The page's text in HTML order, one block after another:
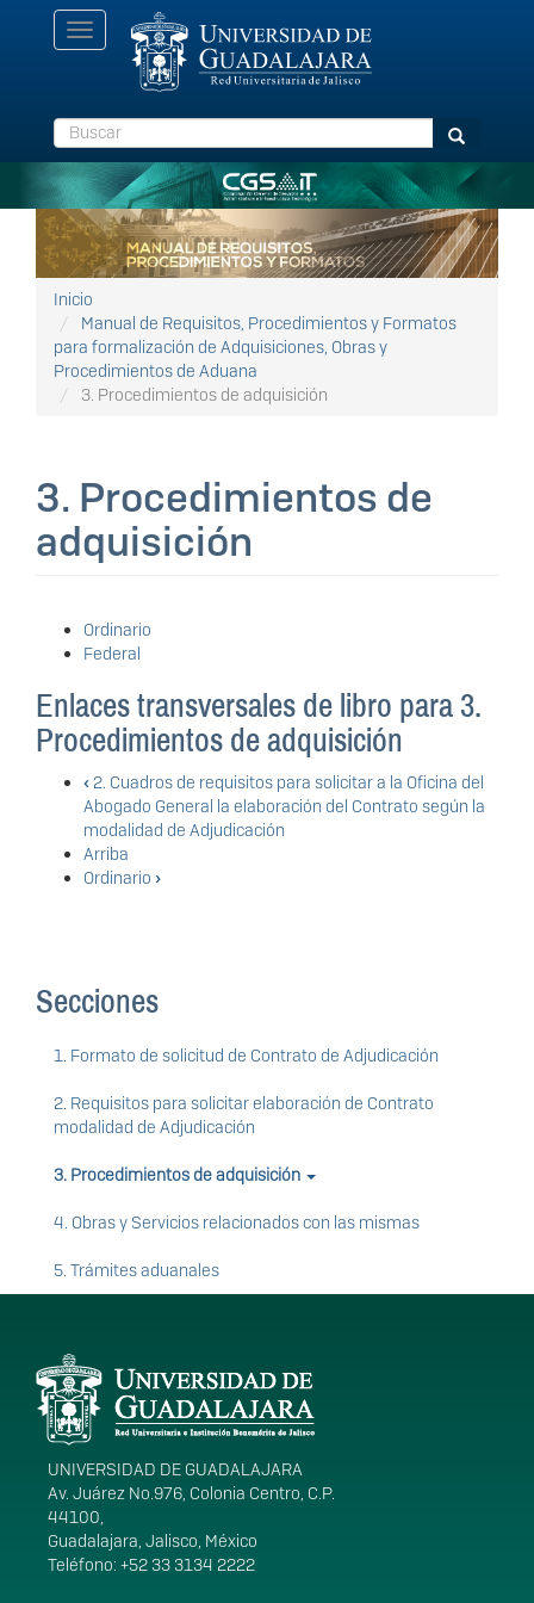
Toggle
navigation
Buscar Buscar
Inicio
Manual de Requisitos, Procedimientos y Formatos
para formalización de Adquisiciones, Obras y
Procedimientos de Aduana
3. Procedimientos de adquisición
3. Procedimientos de
adquisición
Ordinario
Federal
Enlaces transversales de libro para 3.
Procedimientos de adquisición
‹ 2. Cuadros de requisitos para solicitar a la Oficina del
Abogado General la elaboración del Contrato según la
modalidad de Adjudicación
Arriba
Ordinario ›
Secciones
1. Formato de solicitud de Contrato de Adjudicación
2. Requisitos para solicitar elaboración de Contrato
modalidad de Adjudicación
3. Procedimientos de adquisición
4. Obras y Servicios relacionados con las mismas
5. Trámites aduanales
Información del
portal
UNIVERSIDAD DE GUADALAJARA
Av. Juárez No.976, Colonia Centro, C.P.
44100,
Guadalajara, Jalisco, México
Teléfono: +52 33 3134 2222